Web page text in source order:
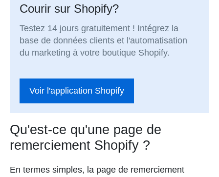
Courir sur Shopify?
Testez 14 jours gratuitement ! Intégrez la
base de données clients et l'automatisation
du marketing à votre boutique Shopify.
Voir l'application Shopify
Qu'est-ce qu'une page de
remerciement Shopify ?
En termes simples, la page de remerciement